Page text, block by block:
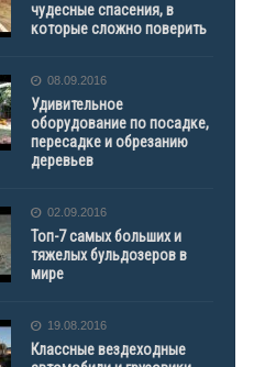
чудесные спасения, в
которые сложно поверить
08.09.2016
Удивительное
оборудование по посадке,
пересадке и обрезанию
деревьев
02.09.2016
Топ-7 самых больших и
тяжелых бульдозеров в
мире
19.08.2016
Классные вездеходные